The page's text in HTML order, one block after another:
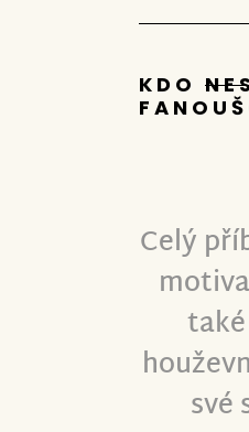
KDO
Celý
své